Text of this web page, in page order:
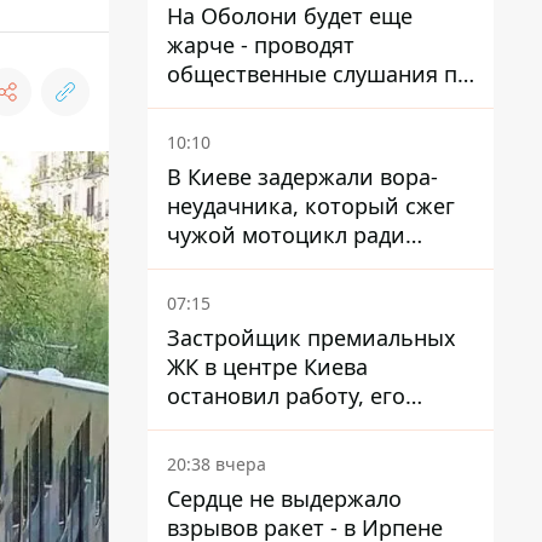
На Оболони будет еще
жарче - проводят
общественные слушания по
поводу храма УГКЦ на
Северной
10:10
В Киеве задержали вора-
неудачника, который сжег
чужой мотоцикл ради
содержимого багажника
07:15
Застройщик премиальных
ЖК в центре Киева
остановил работу, его
руководители сбежали из
Украины - Bihus.info
20:38 вчера
Сердце не выдержало
взрывов ракет - в Ирпене